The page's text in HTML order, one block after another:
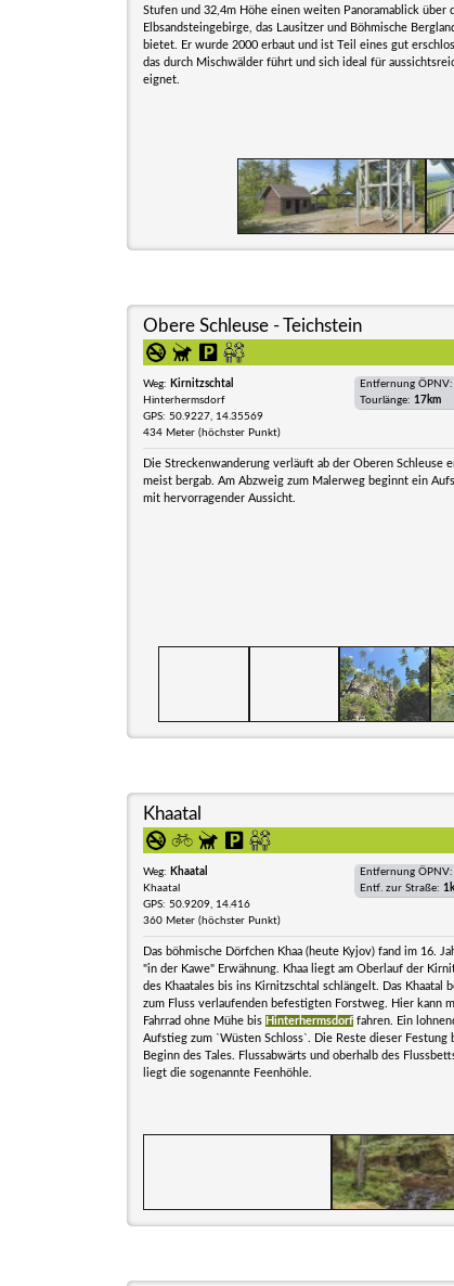
Stufen und 32,4m Höhe einen weiten Panoramablick über
Elbsandsteingebirge, das Lausitzer und Böhmische
bietet. Er wurde 2000 erbaut und ist Teil eines gut
das durch Mischwälder führt und sich ideal für
eignet.
Obere Schleuse - Teichstein
Weg: Kirnitzschtal
Hinterhermsdorf
GPS: 50.9227, 14.35569
434 Meter (höchster Punkt)
Entfernung ÖPNV:
Tourlänge: 17km
Die Streckenwanderung verläuft ab der Oberen Schleuse
meist bergab. Am Abzweig zum Malerweg beginnt ein
mit hervorragender Aussicht.
Khaatal
Weg: Khaatal
Khaatal
GPS: 50.9209, 14.416
360 Meter (höchster Punkt)
Entfernung ÖPNV:
Entf. zur Straße:
Das böhmische Dörfchen Khaa (heute Kyjov) fand im 16.
"in der Kawe" Erwähnung. Khaa liegt am Oberlauf der
des Khaatales bis ins Kirnitzschtal schlängelt. Das Khaatal
zum Fluss verlaufenden befestigten Forstweg. Hier kann
Fahrrad ohne Mühe bis Hinterhermsdorf fahren. Ein
Aufstieg zum `Wüsten Schloss`. Die Reste dieser Festung
Beginn des Tales. Flussabwärts und oberhalb des
liegt die sogenannte Feenhöhle.